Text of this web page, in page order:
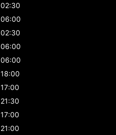
02:30
06:00
02:30
06:00
06:00
18:00
17:00
21:30
17:00
21:00